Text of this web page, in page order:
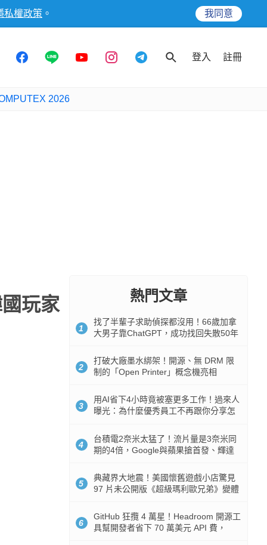
私權政策 。 我同意
登入 註冊
2026
玩家 熱門文章
1
找了半輩子求助偵探都沒用！66歲加拿
大男子靠ChatGPT，成功找回失散50年
2
打破大廠墨水綁架！開源、無 DRM 限
制的「Open Printer」概念機亮相
3
用AI省下4小時竟被塞更多工作！過來人
曝光：為什麼優秀員工不再跟你分享怎
4
台積電2奈米太猛了！流片量是3奈米同
期的4倍，Google與蘋果搶首發、輝達
5
典藏界大地震！美國懷舊遊戲小店驚見
97 片未公開版《超級瑪利歐兄弟》變體
6
GitHub 狂攬 4 萬星！Headroom 開源工
具幫開發者省下 70 萬美元 API 費，